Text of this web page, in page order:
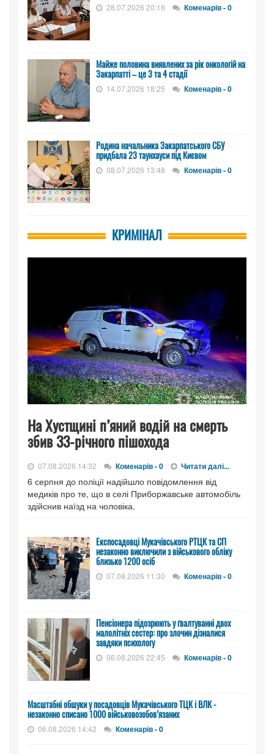
28.07.2026 20:16 Коменарів - 0
Майже половина виявлених за рік онкологій на
Закарпатті – це 3 та 4 стадії
14.07.2026 18:25 Коменарів - 0
Родина начальника Закарпатського СБУ
придбала 23 таунхауси під Києвом
08.07.2026 13:48 Коменарів - 0
КРИМІНАЛ
На Хустщині п’яний водій на смерть
збив 33-річного пішохода
07.08.2026 14:32 Коменарів - 0 Читати далі...
6 серпня до поліції надійшло повідомлення від
медиків про те, що в селі Приборжавське автомобіль
здійснив наїзд на чоловіка.
Експосадовці Мукачівського РТЦК та СП
незаконно виключили з військового обліку
близько 1200 осіб
07.08.2026 11:30 Коменарів - 0
Пенсіонера підозрюють у ґвалтуванні двох
малолітніх сестер: про злочин дізналися
завдяки психологу
06.08.2026 22:45 Коменарів - 0
Масштабні обшуки у посадовців Мукачівського ТЦК і ВЛК -
незаконно списано 1000 військовозобов’язаних
06.08.2026 14:42 Коменарів - 0